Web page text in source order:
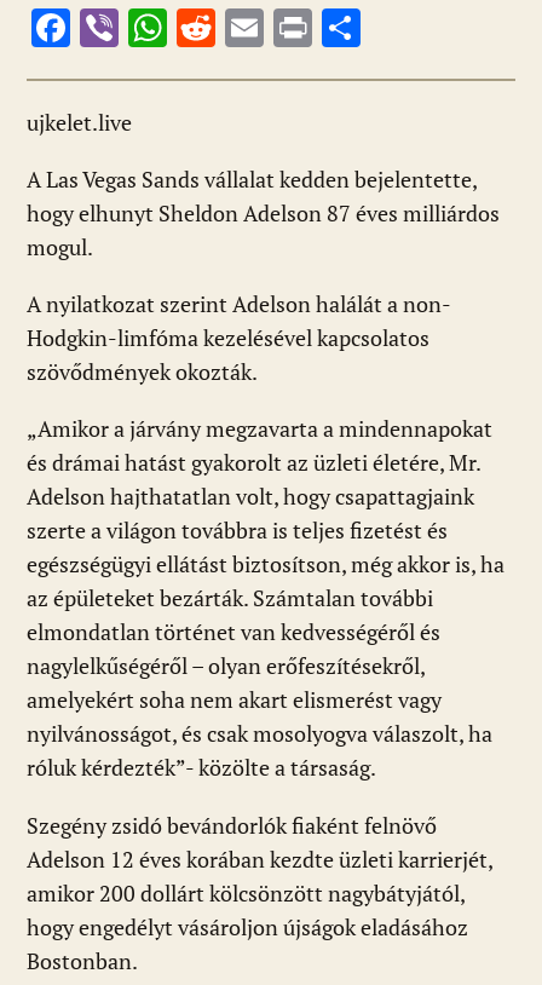
F
ac
e
b
o
o
k
Vi
b
W
h
A
p
R
e
t
E
m
Pr
in ss
e
g
ujkelet.live
A Las Vegas Sands vállalat kedden bejelentette,
hogy elhunyt Sheldon Adelson 87 éves milliárdos
mogul.
A nyilatkozat szerint Adelson halálát a non-
Hodgkin-limfóma kezelésével kapcsolatos
szövődmények okozták.
„Amikor a járvány megzavarta a mindennapokat
és drámai hatást gyakorolt az üzleti életére, Mr.
Adelson hajthatatlan volt, hogy csapattagjaink
szerte a világon továbbra is teljes fizetést és
egészségügyi ellátást biztosítson, még akkor is, ha
az épületeket bezárták. Számtalan további
elmondatlan történet van kedvességéről és
nagylelkűségéről – olyan erőfeszítésekről,
amelyekért soha nem akart elismerést vagy
nyilvánosságot, és csak mosolyogva válaszolt, ha
róluk kérdezték”- közölte a társaság.
Szegény zsidó bevándorlók fiaként felnövő
Adelson 12 éves korában kezdte üzleti karrierjét,
amikor 200 dollárt kölcsönzött nagybátyjától,
hogy engedélyt vásároljon újságok eladásához
Bostonban.